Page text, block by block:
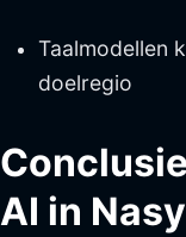
Taalmodellen
doelregio
AI in